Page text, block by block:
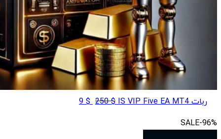
ربات IS VIP Five EA MT4 $
250
قیمت
$
9 قیمت
SALE-96%